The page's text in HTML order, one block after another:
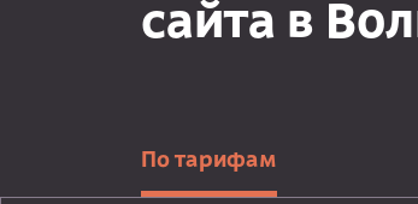
сайта в
По тарифам